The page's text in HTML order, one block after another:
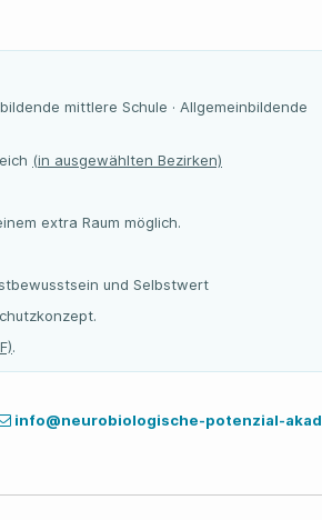
mittlere Schule · Allgemeinbildende
(in ausgewählten Bezirken)
extra Raum möglich.
und Selbstwert
.
info@neurobiologische-potenzial-